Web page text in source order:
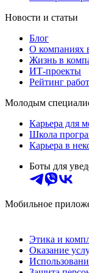
Новости и статьи
Блог
О компаниях
Жизнь в
ИТ-проекты
Рейтинг
Молодым
Карьера для
Школа
Карьера в
Боты для
Мобильное
Этика и
Оказание